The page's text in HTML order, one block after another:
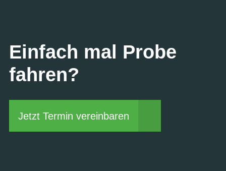
Einfach mal Probe
fahren?
Jetzt Termin vereinbaren